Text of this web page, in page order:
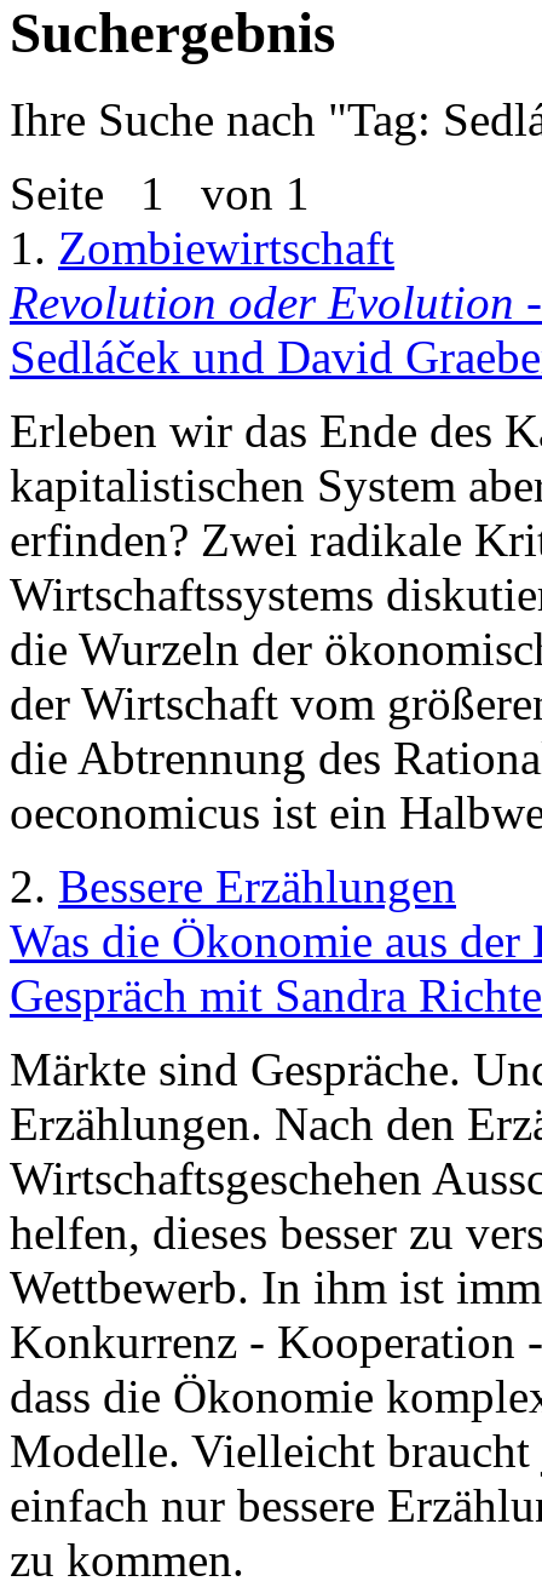
Suchergebnis
Ihre Suche nach "Tag:
Seite 1 von 1
1. Zombiewirtschaft
Revolution oder Evolution
Sedláček und David
Erleben wir das Ende des
kapitalistischen System
erfinden? Zwei radikale
Wirtschaftssystems
die Wurzeln der
der Wirtschaft vom
die Abtrennung des
oeconomicus ist ein
2. Bessere Erzählungen
Was die Ökonomie aus
Gespräch mit Sandra
Märkte sind Gespräche.
Erzählungen. Nach den
Wirtschaftsgeschehen
helfen, dieses besser zu
Wettbewerb. In ihm ist
Konkurrenz - Kooperation
dass die Ökonomie
Modelle. Vielleicht
einfach nur bessere
zu kommen.